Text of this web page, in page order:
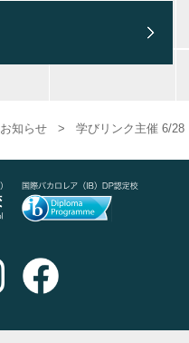
お知らせ > 学びリンク主催 6/28